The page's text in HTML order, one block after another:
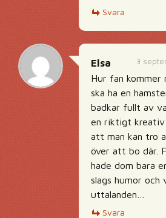
Svara
3
Elsa
Hur fan kommer
ska ha en
badkar fullt av
en riktigt
att man kan tro
över att bo där.
hade dom bara
slags humor och
uttalanden…
Svara